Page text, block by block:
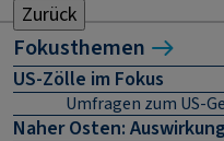
Zurück
Fokusthemen
US-Zölle im Fokus
Umfragen zum US-
Naher Osten: